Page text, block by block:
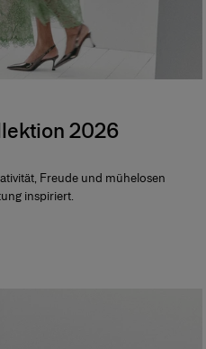
2026
Freude und mühelosen
inspiriert.